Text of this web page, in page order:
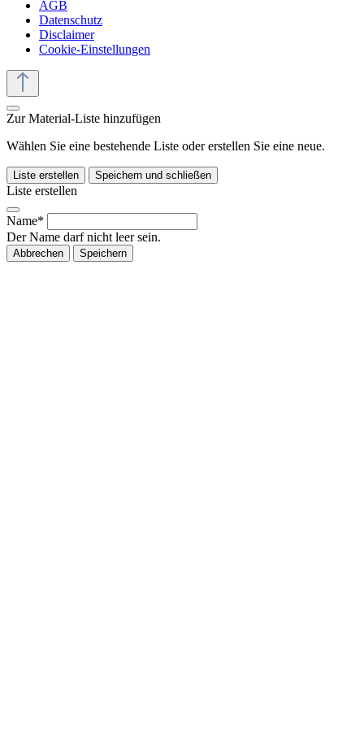
AGB
Datenschutz
Disclaimer
Cookie-Einstellungen
Zur Material-Liste hinzufügen
Wählen Sie eine bestehende Liste oder erstellen Sie eine neue.
Liste erstellen Speichern und schließen
Liste erstellen
Name*
Der Name darf nicht leer sein.
Abbrechen Speichern